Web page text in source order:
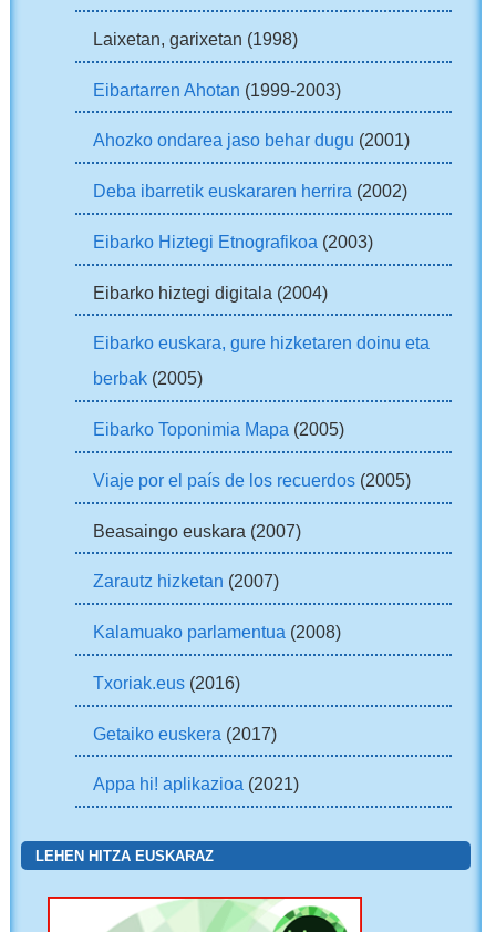
Laixetan, garixetan (1998)
Eibartarren Ahotan (1999-2003)
Ahozko ondarea jaso behar dugu (2001)
Deba ibarretik euskararen herrira (2002)
Eibarko Hiztegi Etnografikoa (2003)
Eibarko hiztegi digitala (2004)
Eibarko euskara, gure hizketaren doinu eta
berbak(2005)
Eibarko Toponimia Mapa (2005)
Viaje por el país de los recuerdos(2005)
Beasaingo euskara (2007)
Zarautz hizketan (2007)
Kalamuako parlamentua (2008)
Txoriak.eus(2016)
Getaiko euskera (2017)
Appa hi! aplikazioa (2021)
LEHEN HITZA EUSKARAZ